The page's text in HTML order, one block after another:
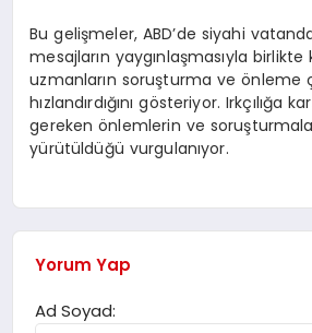
Bu gelişmeler, ABD’de siyahi
mesajların yaygınlaşmasıyla birlikte
uzmanların soruşturma ve önleme
hızlandırdığını gösteriyor. Irkçılığa
gereken önlemlerin ve
yürütüldüğü vurgulanıyor.
Yorum Yap
Ad Soyad: